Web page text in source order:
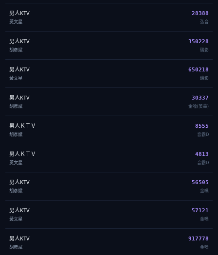
男人KTV
黃文星
28388
弘音
男人KTV
胡彥斌
350228
瑞影
男人KTV
黃文星
650218
瑞影
男人KTV
胡彥斌
30337
金嗓(美華)
男人ＫＴＶ
胡彥斌
8555
音霸D
男人ＫＴＶ
黃文星
4813
音霸D
男人KTV
胡彥斌
56505
金嗓
男人KTV
黃文星
57121
金嗓
男人KTV
胡彥斌
917778
金嗓